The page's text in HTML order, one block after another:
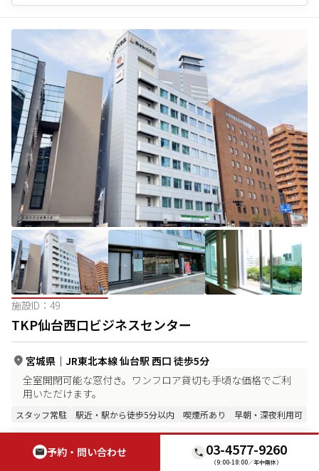
施設ID： 49
TKP仙台西口ビジネスセンター
宮城県 ｜ JR東北本線 仙台駅 西口 徒歩5分
全室開閉可能な窓付き。ワンフロア貸切も手頃な価格でご利
用いただけます。
スタッフ常駐 駅近・駅から徒歩5分以内 喫煙所あり 早朝・深夜利用可
この施設の詳細を見る
予約・問い合わせ 03-4577-9260
（9:00-18:00／年中無休）